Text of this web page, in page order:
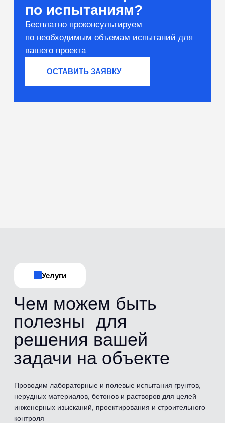
Вяжущие и сырьё
Тестирование компонентов
проводимых
испытаний